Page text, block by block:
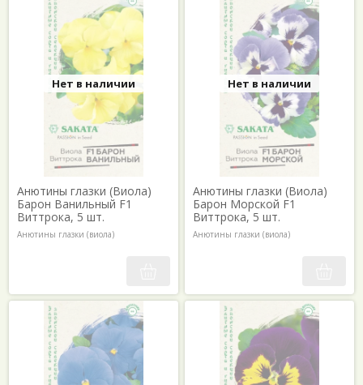
Нет в наличии
Анютины глазки (Виола)
Барон Ванильный F1
Виттрока, 5 шт.
Анютины глазки (виола)
Нет в наличии
Анютины глазки (Виола)
Барон Морской F1
Виттрока, 5 шт.
Анютины глазки (виола)